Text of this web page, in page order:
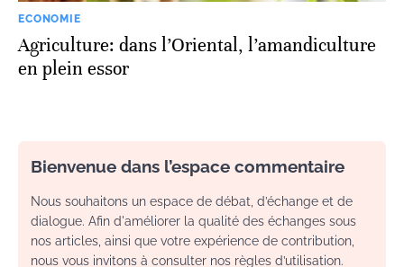
ECONOMIE
Agriculture: dans l’Oriental, l’amandiculture
en plein essor
Bienvenue dans l’espace commentaire
Nous souhaitons un espace de débat, d’échange et de
dialogue. Afin d'améliorer la qualité des échanges sous
nos articles, ainsi que votre expérience de contribution,
nous vous invitons à consulter nos règles d’utilisation.